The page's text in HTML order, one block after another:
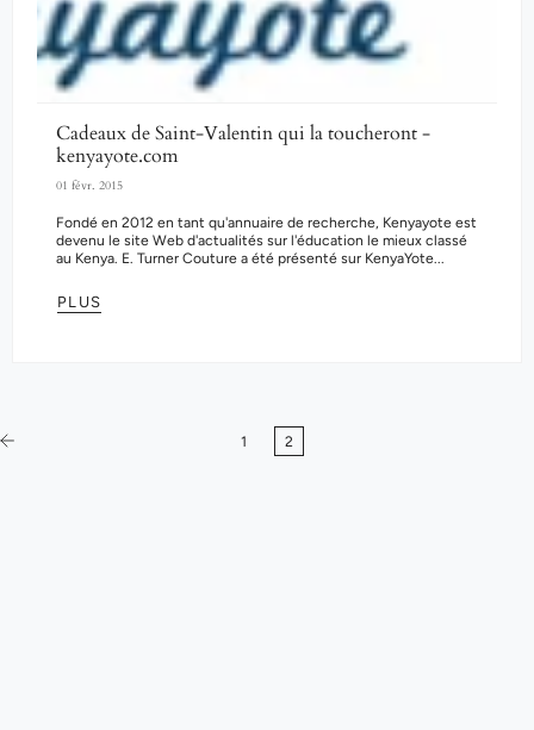
Cadeaux de Saint-Valentin qui la toucheront -
kenyayote.com
01 févr. 2015
Fondé en 2012 en tant qu'annuaire de recherche, Kenyayote est
devenu le site Web d'actualités sur l'éducation le mieux classé
au Kenya. E. Turner Couture a été présenté sur KenyaYote...
PLUS
1 2